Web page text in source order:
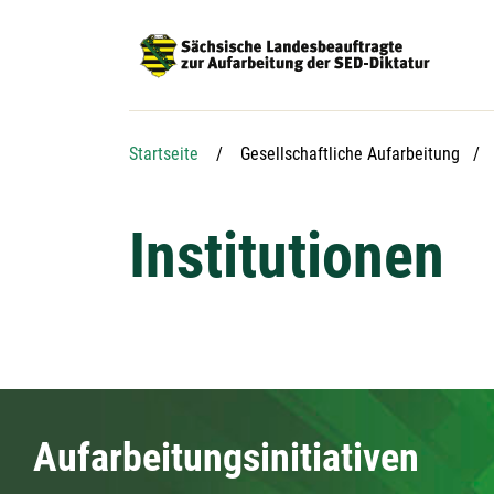
Startseite Gesellschaftliche Aufarbeitung
Institutionen
Aufarbeitungsinitiativen